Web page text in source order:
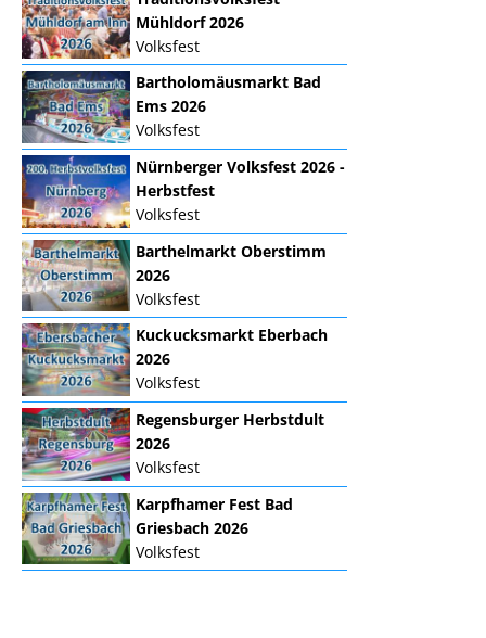
Mühldorf 2026
Volksfest
Bartholomäusmarkt Bad
Ems 2026
Volksfest
Nürnberger Volksfest 2026 -
Herbstfest
Volksfest
Barthelmarkt Oberstimm
2026
Volksfest
Kuckucksmarkt Eberbach
2026
Volksfest
Regensburger Herbstdult
2026
Volksfest
Karpfhamer Fest Bad
Griesbach 2026
Volksfest